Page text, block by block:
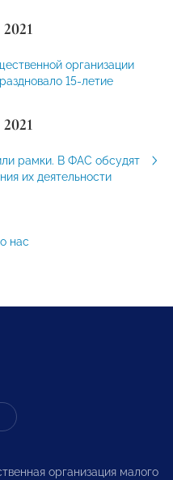
организации
15-летие
рамки. В ФАС обсудят
их деятельности
нас
организация малого